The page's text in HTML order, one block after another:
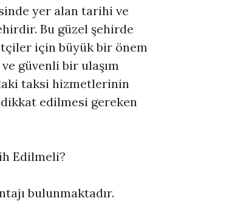
yer alan tarihi ve
Bu güzel şehirde
için büyük bir önem
güvenli bir ulaşım
taksi hizmetlerinin
dikkat edilmesi gereken
Edilmeli?
bulunmaktadır.